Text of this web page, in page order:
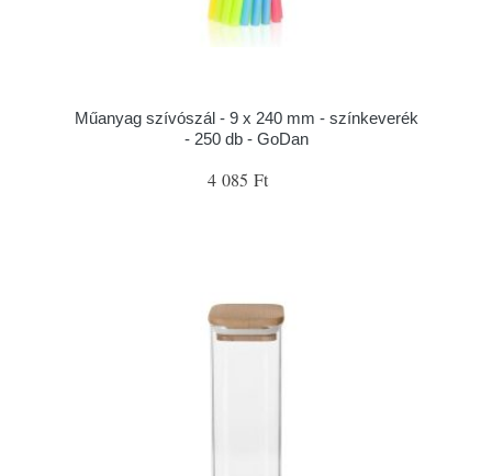
Műanyag szívószál - 9 x 240 mm - színkeverék
- 250 db - GoDan
4 085 Ft